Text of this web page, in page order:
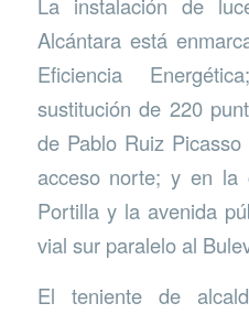
Alcántara está
Eficiencia
sustitución de 220
de Pablo Ruiz
acceso norte; y en la
Portilla y la avenida
vial sur paralelo al
El teniente de